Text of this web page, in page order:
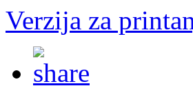
Verzija za